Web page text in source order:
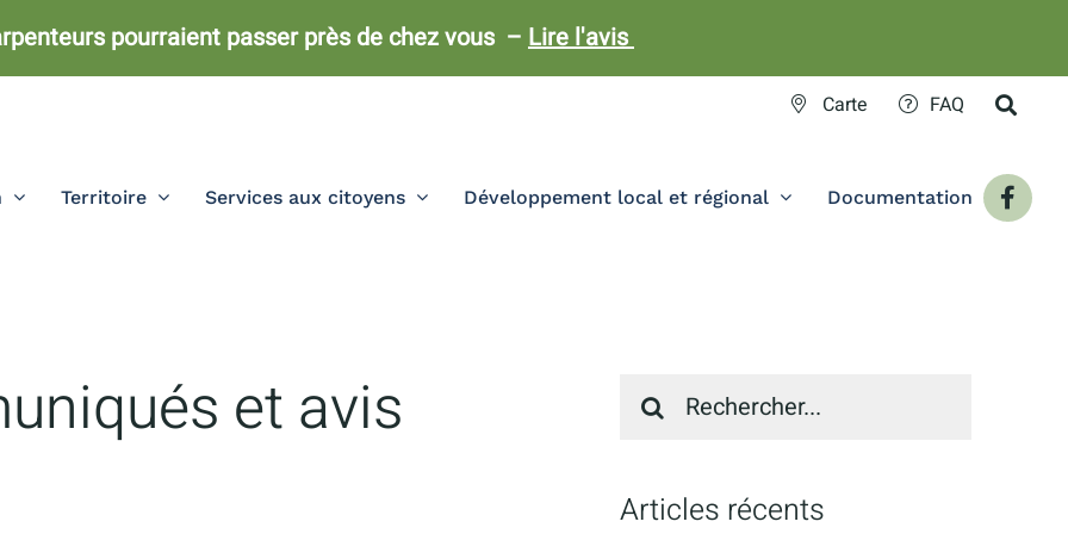
pourraient passer près de chez vous – Lire l'avis
Carte FAQ
Territoire Services aux citoyens Développement local et régional Documentation
et avis
sur
Articles récents